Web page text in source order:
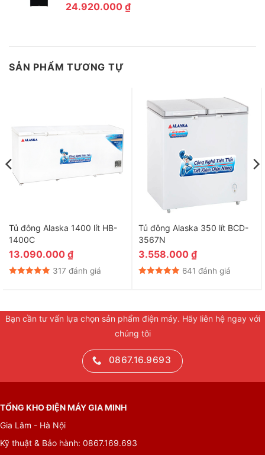
24.920.000 ₫
SẢN PHẨM TƯƠNG TỰ
Tủ đông Alaska 1400 lít HB-
1400C
13.090.000 ₫
317 đánh giá
Tủ đông Alaska 350 lít BCD-
3567N
3.558.000 ₫
641 đánh giá
Bạn cần tư vấn lựa chọn sản phẩm điện máy. Hãy liên hệ ngay với
chúng tôi
0867.16.9693
TỔNG KHO ĐIỆN MÁY GIA MINH
Gia Lâm - Hà Nội
Kỹ thuật & Bảo hành: 0867.169.693